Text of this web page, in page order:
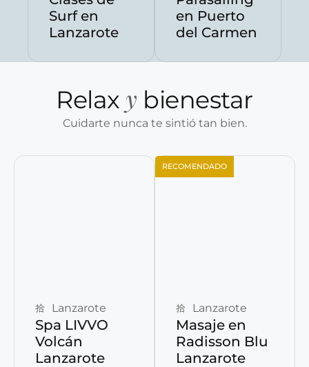
Surf en
Lanzarote
en Puerto
del Carmen
Relaxy bienestar
Cuidarte nunca te sintió tan bien.
Lanzarote
Spa LIVVO
Volcán
Lanzarote
RECOMENDADO
Lanzarote
Masaje en
Radisson Blu
Lanzarote